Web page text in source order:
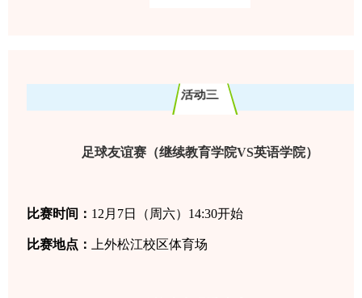
活动三
足球友谊赛（继续教育学院VS英语学院）
比赛时间： 12月7日（周六）14:30开始
比赛地点： 上外松江校区体育场